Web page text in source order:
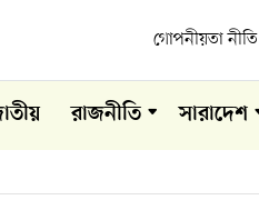
গোপনীয়তা নীতি
রাজনীতি সারাদেশ